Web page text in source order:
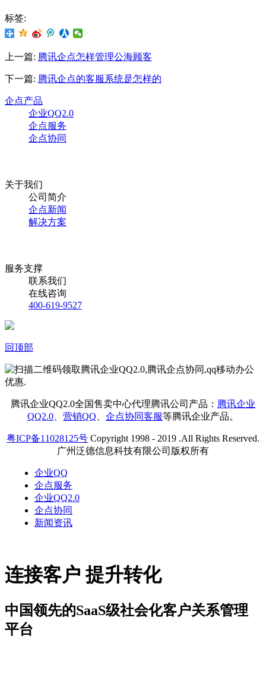
标签:
上一篇: 腾讯企点怎样管理公海顾客
下一篇: 腾讯企点的客服系统是怎样的
企点产品
企业QQ2.0
企点服务
企点协同
关于我们
公司简介
企点新闻
解决方案
服务支撑
联系我们
在线咨询
400-619-9527
回顶部
腾讯企业QQ2.0全国售卖中心代理腾讯公司产品： 腾讯企业
QQ2.0
营销QQ 企点协同客服等腾讯企业产品。
粤ICP备11028125号 Copyright 1998 - 2019 .All Rights Reserved.
广州泛德信息科技有限公司版权所有
企业QQ
企点服务
企业QQ2.0
企点协同
新闻资讯
连接客户 提升转化
中国领先的SaaS级社会化客户关系管理
平台